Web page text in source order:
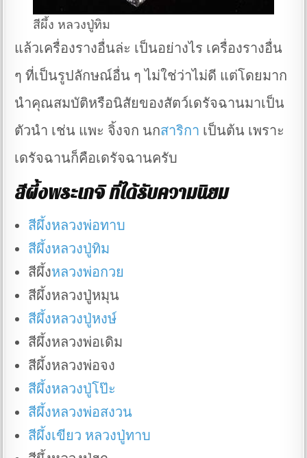
สีผึ้ง หลวงปู่ทิม
แล้วเครื่องรางอื่นล่ะ เป็นอย่างไร เครื่องรางอื่น
ๆ ที่เป็นรูปลักษณ์อื่น ๆ ไม่ใช่ว่าไม่ดี แต่โดยมาก
นำคุณสมบัติหรือนิสัยของสัตว์เดรัจฉานมาเป็น
ตัวนำ เช่น แพะ จิ้งจก นกสาริกา เป็นต้น เพราะ
เดรัจฉานก็คือเดรัจฉานครับ
สีผึ้งพระเกจิ ที่ได้รับความนิยม
สีผึ้งหลวงพ่อทาบ
สีผึ้งหลวงปู่ทิม
สีผึ้งหลวงพ่อกวย
สีผึ้งหลวงปู่หมุน
สีผึ้งหลวงปู่หงษ์
สีผึ้งหลวงพ่อเดิม
สีผึ้งหลวงพ่อจง
สีผึ้งหลวงปู่โป๊ะ
สีผึ้งหลวงพ่อสงวน
สีผึ้งเขียว หลวงปู่ทาบ